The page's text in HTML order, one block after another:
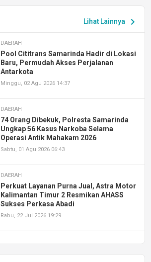
Lihat Lainnya chevron_right
DAERAH
Pool Cititrans Samarinda Hadir di Lokasi
Baru, Permudah Akses Perjalanan
Antarkota
Minggu, 02 Agu 2026 14:37
DAERAH
74 Orang Dibekuk, Polresta Samarinda
Ungkap 56 Kasus Narkoba Selama
Operasi Antik Mahakam 2026
Sabtu, 01 Agu 2026 06:43
DAERAH
Perkuat Layanan Purna Jual, Astra Motor
Kalimantan Timur 2 Resmikan AHASS
Sukses Perkasa Abadi
Rabu, 22 Jul 2026 19:29